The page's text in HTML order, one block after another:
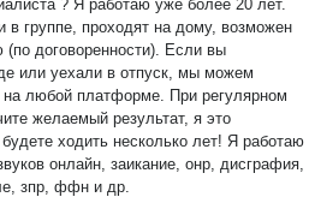
семей и детей, магистратура,
клинико-психологическая
проф переподготовка более 1000
ассоциации специалистов
медицины). ⠀ Я очень люблю
счастье принесенное моим клиентам
даже больше! ⠀ Суммарно я
краткосрочных (от 2х до 10
более 20 лет.
в группе, проходят на дому, возможен
Если вы
или уехали в отпуск, мы можем
платформе. При регулярном
желаемый результат, я это
зпр, ффн и др.